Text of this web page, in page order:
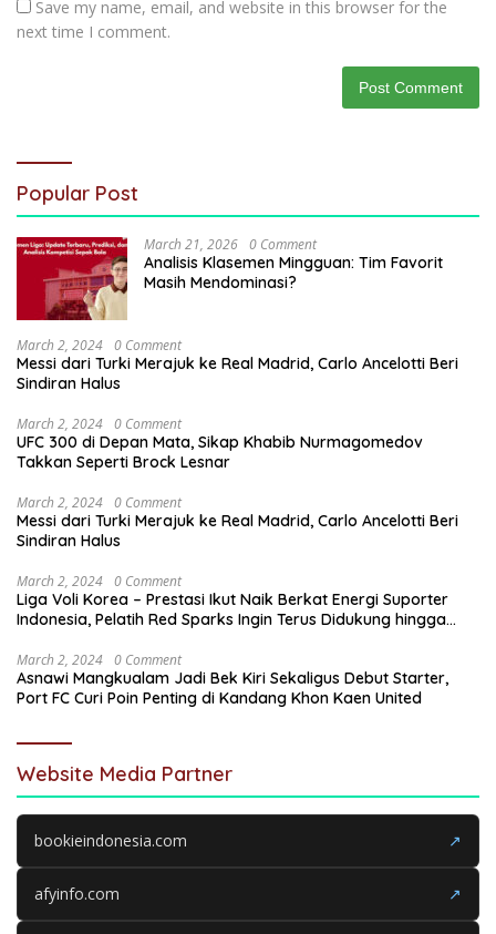
Save my name, email, and website in this browser for the
next time I comment.
Popular Post
March 21, 2026 0 Comment
Analisis Klasemen Mingguan: Tim Favorit
Masih Mendominasi?
March 2, 2024 0 Comment
Messi dari Turki Merajuk ke Real Madrid, Carlo Ancelotti Beri
Sindiran Halus
March 2, 2024 0 Comment
UFC 300 di Depan Mata, Sikap Khabib Nurmagomedov
Takkan Seperti Brock Lesnar
March 2, 2024 0 Comment
Messi dari Turki Merajuk ke Real Madrid, Carlo Ancelotti Beri
Sindiran Halus
March 2, 2024 0 Comment
Liga Voli Korea – Prestasi Ikut Naik Berkat Energi Suporter
Indonesia, Pelatih Red Sparks Ingin Terus Didukung hingga
March 2, 2024 0 Comment
Asnawi Mangkualam Jadi Bek Kiri Sekaligus Debut Starter,
Port FC Curi Poin Penting di Kandang Khon Kaen United
Website Media Partner
bookieindonesia.com ↗
afyinfo.com ↗